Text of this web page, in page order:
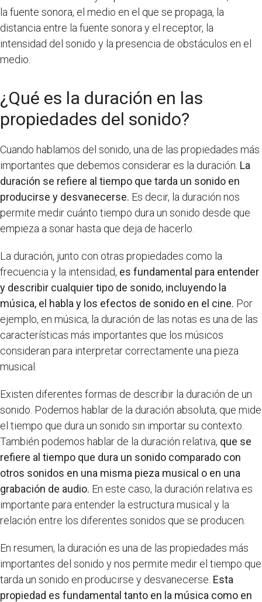
la fuente sonora, el medio en el que se propaga, la
distancia entre la fuente sonora y el receptor, la
intensidad del sonido y la presencia de obstáculos en el
medio.
¿Qué es la duración en las
propiedades del sonido?
Cuando hablamos del sonido, una de las propiedades más
importantes que debemos considerar es la duración. La
duración se refiere al tiempo que tarda un sonido en
producirse y desvanecerse. Es decir, la duración nos
permite medir cuánto tiempo dura un sonido desde que
empieza a sonar hasta que deja de hacerlo.
La duración, junto con otras propiedades como la
frecuencia y la intensidad, es fundamental para entender
y describir cualquier tipo de sonido, incluyendo la
música, el habla y los efectos de sonido en el cine. Por
ejemplo, en música, la duración de las notas es una de las
características más importantes que los músicos
consideran para interpretar correctamente una pieza
musical.
Existen diferentes formas de describir la duración de un
sonido. Podemos hablar de la duración absoluta, que mide
el tiempo que dura un sonido sin importar su contexto.
También podemos hablar de la duración relativa, que se
refiere al tiempo que dura un sonido comparado con
otros sonidos en una misma pieza musical o en una
grabación de audio. En este caso, la duración relativa es
importante para entender la estructura musical y la
relación entre los diferentes sonidos que se producen.
En resumen, la duración es una de las propiedades más
importantes del sonido y nos permite medir el tiempo que
tarda un sonido en producirse y desvanecerse. Esta
propiedad es fundamental tanto en la música como en